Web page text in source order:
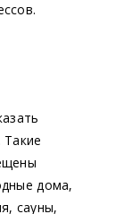
дома,
сауны,